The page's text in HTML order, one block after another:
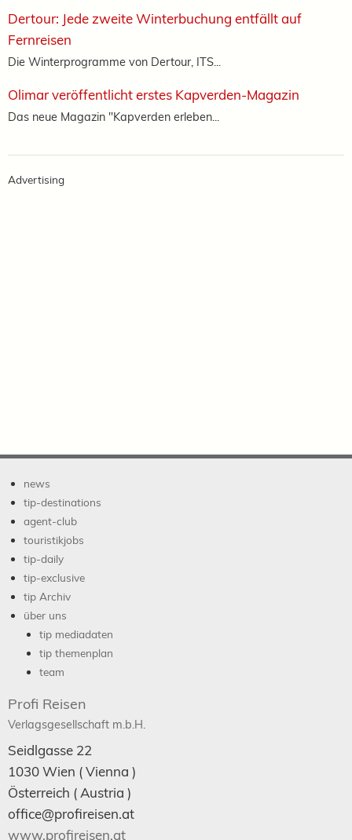
Dertour: Jede zweite Winterbuchung entfällt auf
Fernreisen
Die Winterprogramme von Dertour, ITS...
Olimar veröffentlicht erstes Kapverden-Magazin
Das neue Magazin "Kapverden erleben...
Advertising
news
tip-destinations
agent-club
touristikjobs
tip-daily
tip-exclusive
tip Archiv
über uns
tip mediadaten
tip themenplan
team
Profi Reisen
Verlagsgesellschaft m.b.H.
Seidlgasse 22
1030Wien ( Vienna )
Österreich (Austria )
office@profireisen.at
www.profireisen.at